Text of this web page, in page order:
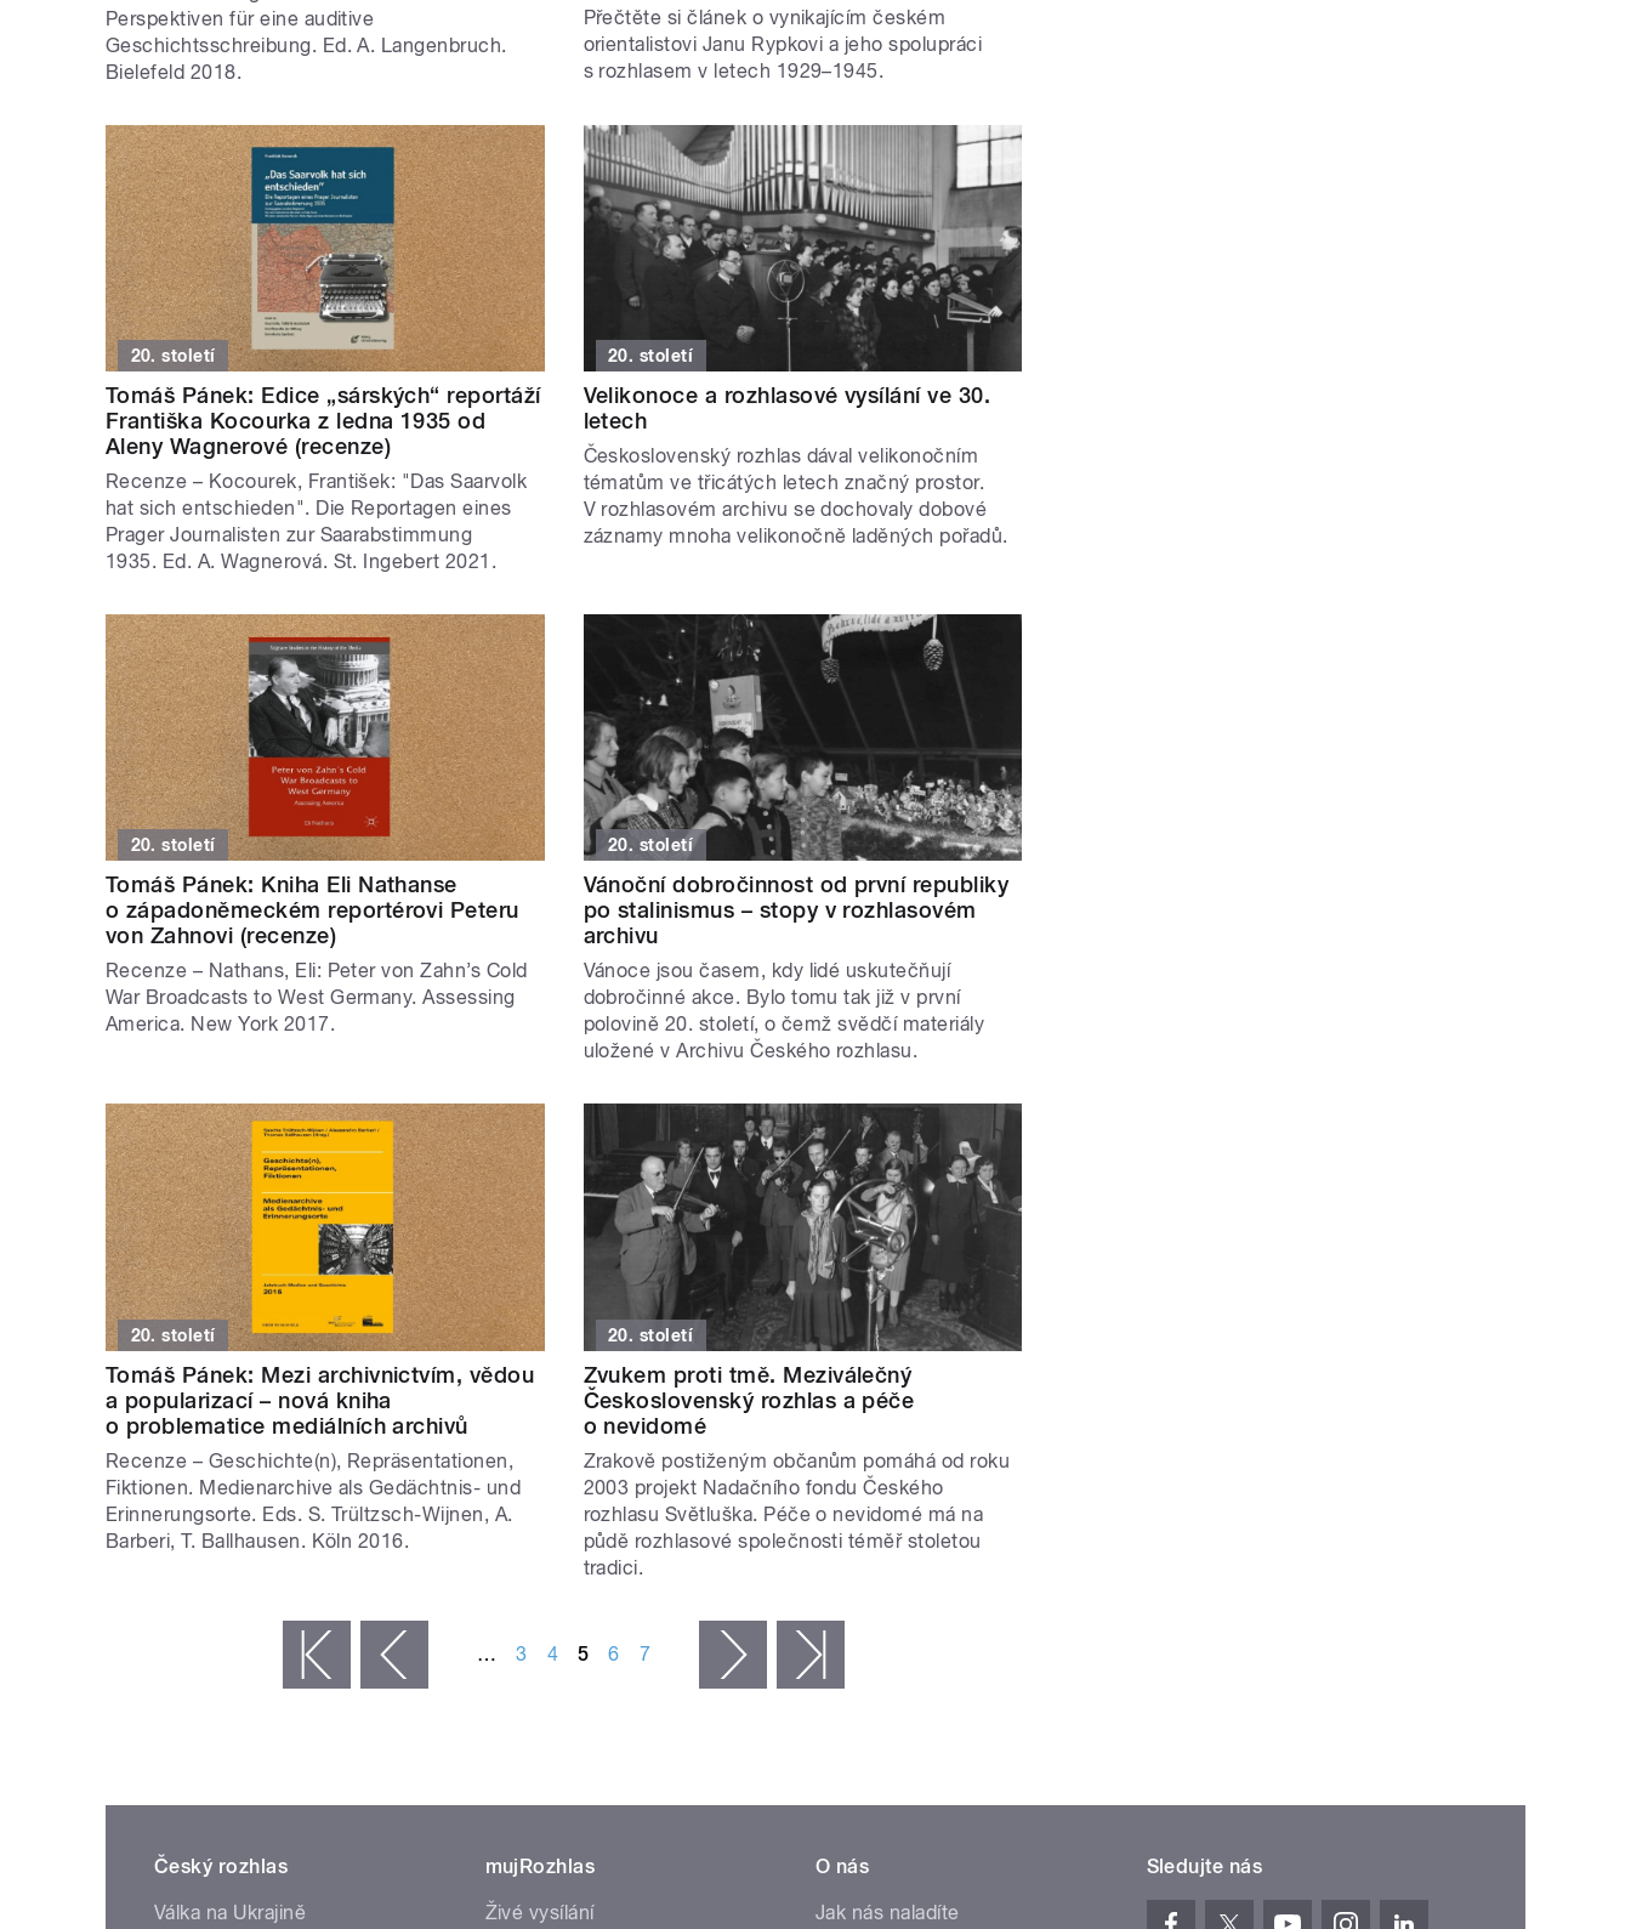
Perspektiven für eine auditive
Geschichtsschreibung. Ed. A. Langenbruch.
Bielefeld 2018.
Přečtěte si článek o vynikajícím českém
orientalistovi Janu Rypkovi a jeho spolupráci
s rozhlasem v letech 1929–1945.
20. století
Tomáš Pánek: Edice „sárských“ reportáží
Františka Kocourka z ledna 1935 od
Aleny Wagnerové (recenze)
Recenze – Kocourek, František: "Das Saarvolk
hat sich entschieden". Die Reportagen eines
Prager Journalisten zur Saarabstimmung
1935. Ed. A. Wagnerová. St. Ingebert 2021.
20. století
Velikonoce a rozhlasové vysílání ve 30.
letech
Československý rozhlas dával velikonočním
tématům ve třicátých letech značný prostor.
V rozhlasovém archivu se dochovaly dobové
záznamy mnoha velikonočně laděných pořadů.
20. století
Tomáš Pánek: Kniha Eli Nathanse
o západoněmeckém reportérovi Peteru
von Zahnovi (recenze)
Recenze – Nathans, Eli: Peter von Zahn’s Cold
War Broadcasts to West Germany. Assessing
America. New York 2017.
20. století
Vánoční dobročinnost od první republiky
po stalinismus – stopy v rozhlasovém
archivu
Vánoce jsou časem, kdy lidé uskutečňují
dobročinné akce. Bylo tomu tak již v první
polovině 20. století, o čemž svědčí materiály
uložené v Archivu Českého rozhlasu.
20. století
Tomáš Pánek: Mezi archivnictvím, vědou
a popularizací – nová kniha
o problematice mediálních archivů
Recenze – Geschichte(n), Repräsentationen,
Fiktionen. Medienarchive als Gedächtnis- und
Erinnerungsorte. Eds. S. Trültzsch-Wijnen, A.
Barberi, T. Ballhausen. Köln 2016.
20. století
Zvukem proti tmě. Meziválečný
Československý rozhlas a péče
o nevidomé
Zrakově postiženým občanům pomáhá od roku
2003 projekt Nadačního fondu Českého
rozhlasu Světluška. Péče o nevidomé má na
půdě rozhlasové společnosti téměř stoletou
tradici.
‹ předchozí … 3 4 5 6 7 následující ›
Český rozhlas
Válka na Ukrajině
mujRozhlas
Živé vysílání
O nás
Jak nás naladíte
Sledujte nás